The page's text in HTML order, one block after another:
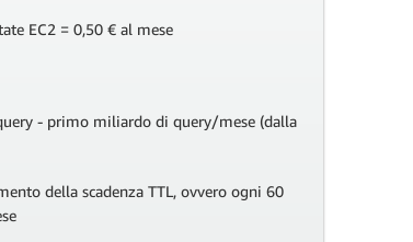
EC2 = 0,50 € al mese
- primo miliardo di query/mese (dalla
della scadenza TTL, ovvero ogni 60